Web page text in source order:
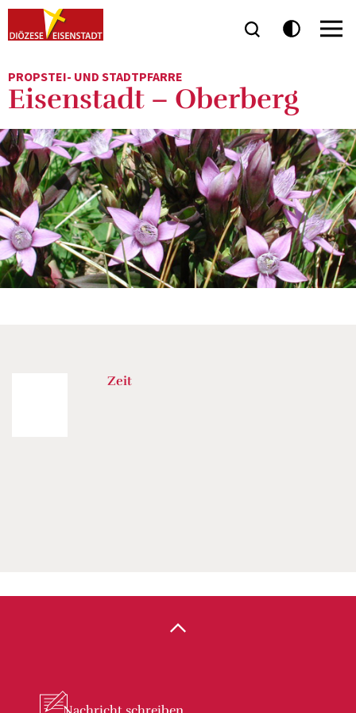
PROPSTEI- UND STADTPFARRE
Eisenstadt – Oberberg
Zeit